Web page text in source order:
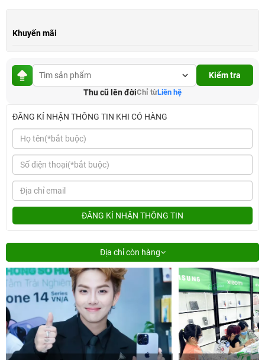
Khuyến mãi
Kiểm tra
Thu cũ lên đờiChỉ từLiên hệ
ĐĂNG KÍ NHẬN THÔNG TIN KHI CÓ HÀNG
ĐĂNG KÍ NHẬN THÔNG TIN
Địa chỉ còn hàng